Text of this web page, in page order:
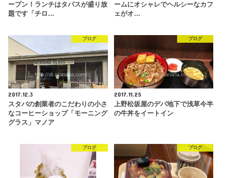
ープン！ランチはタパスが盛り放
題です「チロ…
ームにオシャレでヘルシーなカフ
ェがオ…
ブログ
2017.12.3
スタバの創業者のこだわりの小さ
なコーヒーショップ「モーニング
グラス」マノア
ブログ
2017.11.25
上野松坂屋のデパ地下で浅草今半
の牛丼をイートイン
ブログ ブログ